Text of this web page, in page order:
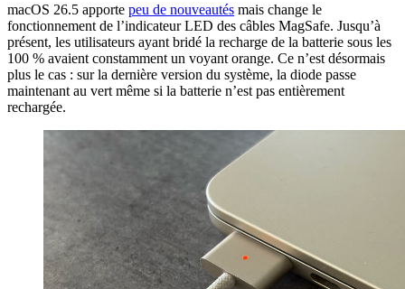
macOS 26.5 apporte peu de nouveautés mais change le
fonctionnement de l’indicateur LED des câbles MagSafe. Jusqu’à
présent, les utilisateurs ayant bridé la recharge de la batterie sous les
100 % avaient constamment un voyant orange. Ce n’est désormais
plus le cas : sur la dernière version du système, la diode passe
maintenant au vert même si la batterie n’est pas entièrement
rechargée.